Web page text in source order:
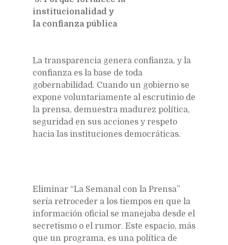
institucionalidad y
la confianza pública
La transparencia genera confianza, y la
confianza es la base de toda
gobernabilidad. Cuando un gobierno se
expone voluntariamente al escrutinio de
la prensa, demuestra madurez política,
seguridad en sus acciones y respeto
hacia las instituciones democráticas.
Eliminar “La Semanal con la Prensa”
sería retroceder a los tiempos en que la
información oficial se manejaba desde el
secretismo o el rumor. Este espacio, más
que un programa, es una política de